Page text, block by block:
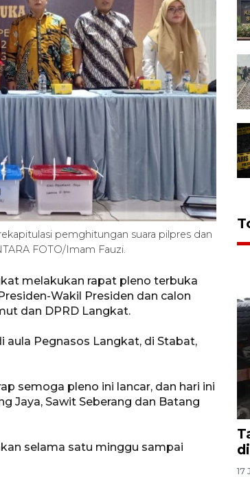
pemghitungan suara pilpres dan
FOTO/Imam Fauzi.
melakukan rapat pleno terbuka
Wakil Presiden dan calon
dan DPRD Langkat.
aula Pegnasos Langkat, di Stabat,
semoga pleno ini lancar, dan hari ini
Jaya, Sawit Seberang dan Batang
selama satu minggu sampai
17